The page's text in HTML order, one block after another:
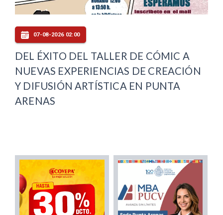
07-08-2026 02:00
DEL ÉXITO DEL TALLER DE CÓMIC A
NUEVAS EXPERIENCIAS DE CREACIÓN
Y DIFUSIÓN ARTÍSTICA EN PUNTA
ARENAS